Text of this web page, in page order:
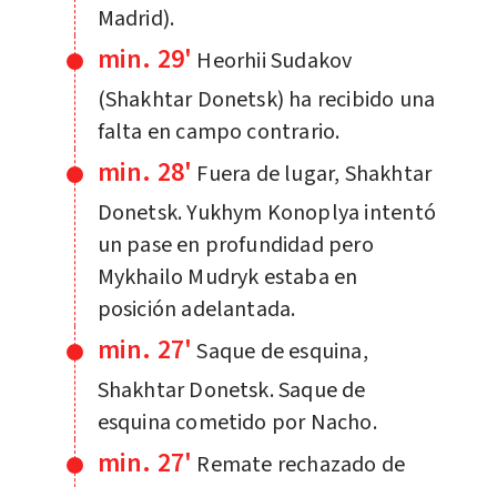
Madrid).
min. 29' Heorhii Sudakov
(Shakhtar Donetsk) ha recibido una
falta en campo contrario.
min. 28' Fuera de lugar, Shakhtar
Donetsk. Yukhym Konoplya intentó
un pase en profundidad pero
Mykhailo Mudryk estaba en
posición adelantada.
min. 27' Saque de esquina,
Shakhtar Donetsk. Saque de
esquina cometido por Nacho.
min. 27' Remate rechazado de